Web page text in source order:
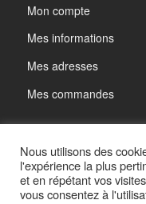
Mon compte
Mes informations
Mes adresses
Mes commandes
Nous utilisons des
l'expérience la plus
et en répétant vos
vous consentez à